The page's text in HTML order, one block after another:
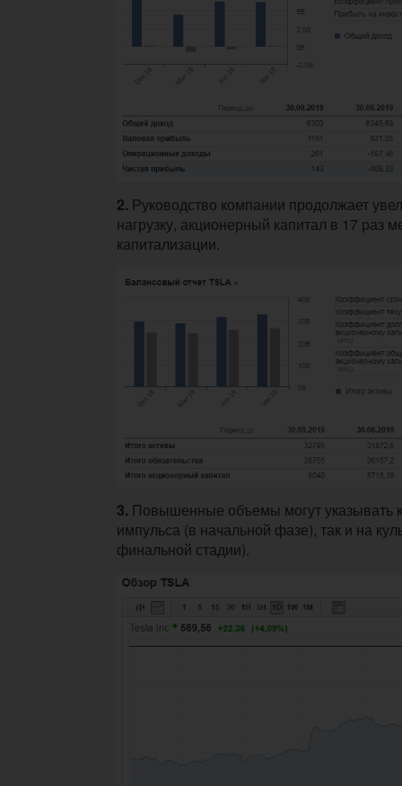
2. Руководство компании продолжает
нагрузку, акционерный капитал в 17 раз
капитализации.
3. Повышенные объемы могут указывать
импульса (в начальной фазе), так и на
финальной стадии).